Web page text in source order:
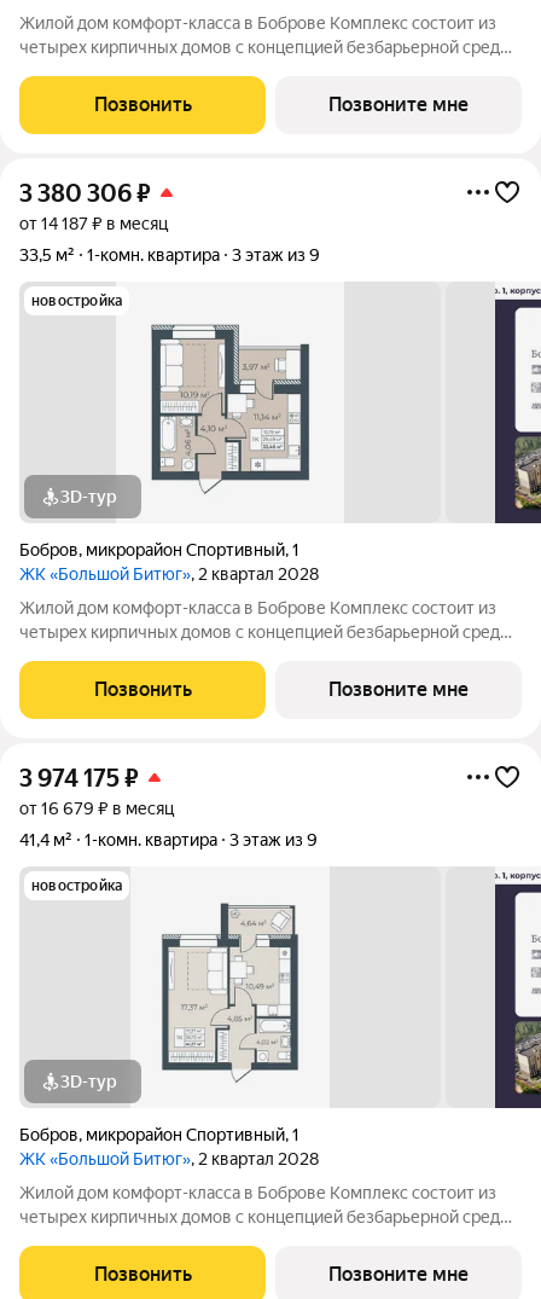
Жилой дом комфорт-класса в Боброве Комплекс состоит из
четырех кирпичных домов с концепцией безбарьерной среды,
пожилых людей и родителей с колясками. Функциональное
использование квадратных
Позвонить Позвоните мне
3 380 306₽
от 14 187 ₽ в месяц
33,5 м²
1-комн. квартира 3 этаж из 9
новостройка
3D-тур
Бобров, микрорайон Спортивный,1
ЖК «Большой Битюг», 2 квартал 2028
Жилой дом комфорт-класса в Боброве Комплекс состоит из
четырех кирпичных домов с концепцией безбарьерной среды,
пожилых людей и родителей с колясками. Функциональное
использование квадратных
Позвонить Позвоните мне
3 974 175₽
от 16 679 ₽ в месяц
41,4 м²
1-комн. квартира 3 этаж из 9
новостройка
3D-тур
Бобров, микрорайон Спортивный,1
ЖК «Большой Битюг», 2 квартал 2028
Жилой дом комфорт-класса в Боброве Комплекс состоит из
четырех кирпичных домов с концепцией безбарьерной среды,
пожилых людей и родителей с колясками. Функциональное
использование квадратных
Позвонить Позвоните мне